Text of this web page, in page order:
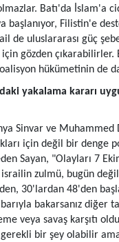
Batı'da İslam'a
başlanıyor, Filistin'e
de uluslararası güç
gözden
hükümetinin de
yakalama kararı
Sinvar ve
için değil bir
Sayan, "Olayları 7
zulmü, bugün
30'lardan 48'den
bakarsanız diğer
veya savaş karşıtı
bir şey olabilir